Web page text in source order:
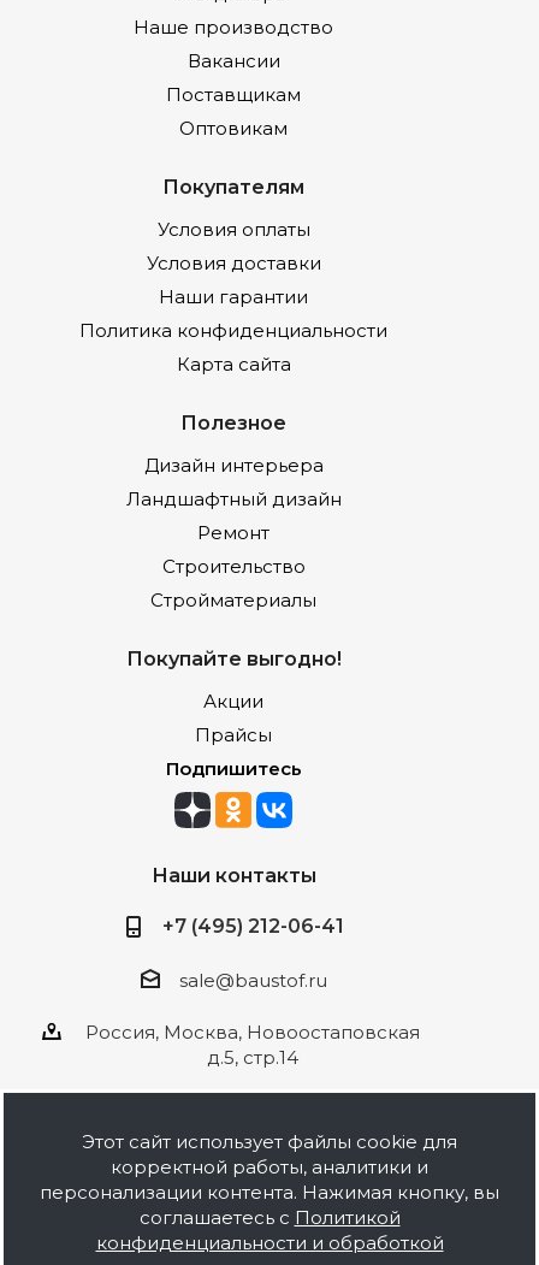
Наше производство
Вакансии
Поставщикам
Оптовикам
Покупателям
Условия оплаты
Условия доставки
Наши гарантии
Политика конфиденциальности
Карта сайта
Полезное
Дизайн интерьера
Ландшафтный дизайн
Ремонт
Строительство
Стройматериалы
Покупайте выгодно!
Акции
Прайсы
Подпишитесь
Наши контакты
+7 (495) 212-06-41
sale@baustof.ru
Россия, Москва, Новоостаповская
д.5, стр.14
2026 © ООО Баустов. Собственное
производство лакокрасочной продукции,
оптовая и розничная продажа строительных
материалов, комплектация объектов под ключ.
Этот сайт использует файлы cookie для
корректной работы, аналитики и
персонализации контента. Нажимая кнопку, вы
соглашаетесь с Политикой
конфиденциальности и обработкой